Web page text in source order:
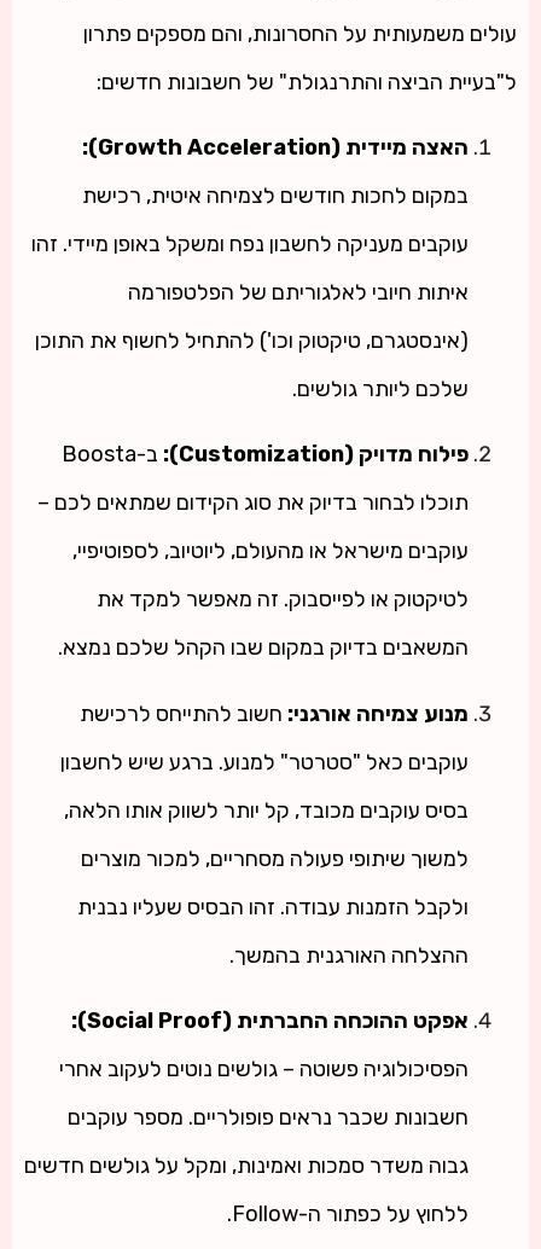
עולים משמעותית על החסרונות, והם מספקים פתרון
ל"בעיית הביצה והתרנגולת" של חשבונות חדשים:
האצה מיידית (Growth Acceleration):
במקום לחכות חודשים לצמיחה איטית, רכישת
עוקבים מעניקה לחשבון נפח ומשקל באופן מיידי. זהו
איתות חיובי לאלגוריתם של הפלטפורמה
(אינסטגרם, טיקטוק וכו') להתחיל לחשוף את התוכן
שלכם ליותר גולשים.
פילוח מדויק (Customization):
ב-Boosta
תוכלו לבחור בדיוק את סוג הקידום שמתאים לכם –
עוקבים מישראל או מהעולם, ליוטיוב, לספוטיפיי,
לטיקטוק או לפייסבוק. זה מאפשר למקד את
המשאבים בדיוק במקום שבו הקהל שלכם נמצא.
מנוע צמיחה אורגני: חשוב להתייחס לרכישת
עוקבים כאל "סטרטר" למנוע. ברגע שיש לחשבון
בסיס עוקבים מכובד, קל יותר לשווק אותו הלאה,
למשוך שיתופי פעולה מסחריים, למכור מוצרים
ולקבל הזמנות עבודה. זהו הבסיס שעליו נבנית
ההצלחה האורגנית בהמשך.
אפקט ההוכחה החברתית (Social Proof):
הפסיכולוגיה פשוטה – גולשים נוטים לעקוב אחרי
חשבונות שכבר נראים פופולריים. מספר עוקבים
גבוה משדר סמכות ואמינות, ומקל על גולשים חדשים
ללחוץ על כפתור ה-Follow.